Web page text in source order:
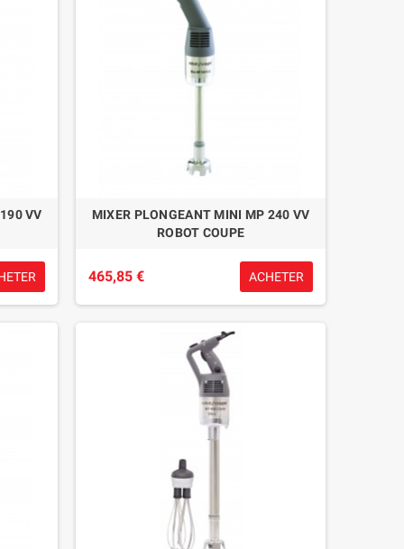
VV
MIXER PLONGEANT MINI MP 240 VV
ROBOT COUPE
465,85 € ACHETER